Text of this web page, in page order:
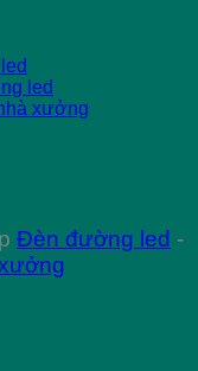
led
xưởng
Đèn đường led -